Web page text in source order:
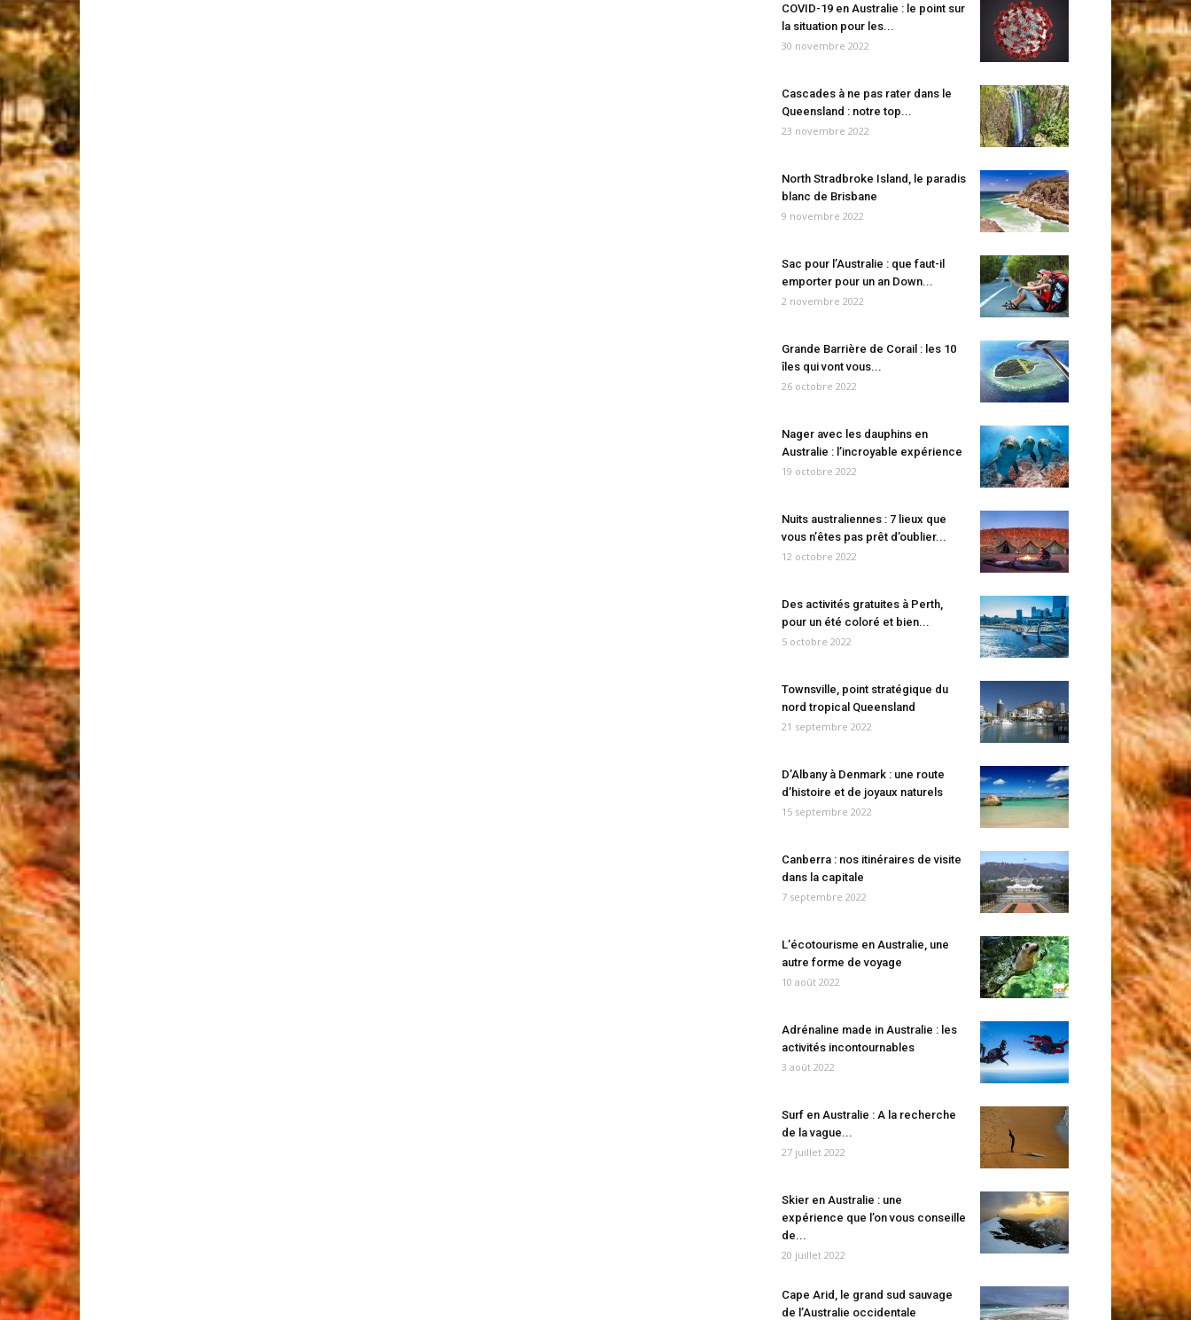
COVID-19 en Australie : le point sur
la situation pour les...
30 novembre 2022
Cascades à ne pas rater dans le
Queensland : notre top...
23 novembre 2022
North Stradbroke Island, le paradis
blanc de Brisbane
9 novembre 2022
Sac pour l’Australie : que faut-il
emporter pour un an Down...
2 novembre 2022
Grande Barrière de Corail : les 10
îles qui vont vous...
26 octobre 2022
Nager avec les dauphins en
Australie : l’incroyable expérience
19 octobre 2022
Nuits australiennes : 7 lieux que
vous n’êtes pas prêt d’oublier...
12 octobre 2022
Des activités gratuites à Perth,
pour un été coloré et bien...
5 octobre 2022
Townsville, point stratégique du
nord tropical Queensland
21 septembre 2022
D’Albany à Denmark : une route
d’histoire et de joyaux naturels
15 septembre 2022
Canberra : nos itinéraires de visite
dans la capitale
7 septembre 2022
L’écotourisme en Australie, une
autre forme de voyage
10 août 2022
Adrénaline made in Australie : les
activités incontournables
3 août 2022
Surf en Australie : A la recherche
de la vague...
27 juillet 2022
Skier en Australie : une
expérience que l’on vous conseille
de...
20 juillet 2022
Cape Arid, le grand sud sauvage
de l’Australie occidentale